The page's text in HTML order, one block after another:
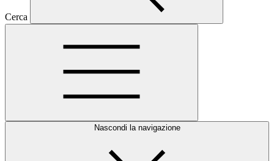
Cerca
Nascondi la navigazione